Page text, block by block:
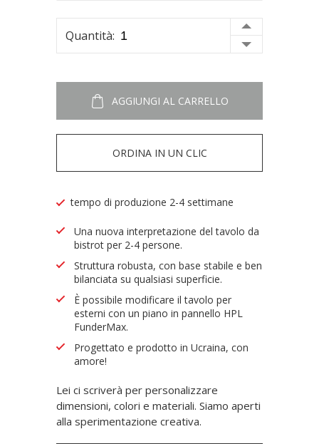
Quantità:
AGGIUNGI AL CARRELLO
ORDINA IN UN CLIC
tempo di produzione 2-4 settimane
Una nuova interpretazione del tavolo da
bistrot per 2-4 persone.
Struttura robusta, con base stabile e ben
bilanciata su qualsiasi superficie.
È possibile modificare il tavolo per
esterni con un piano in pannello HPL
FunderMax.
Progettato e prodotto in Ucraina, con
amore!
Lei ci scriverà per personalizzare
dimensioni, colori e materiali. Siamo aperti
alla sperimentazione creativa.